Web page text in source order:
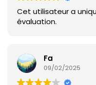
Cet utilisateur a
évaluation.
Fa
09/02/2025